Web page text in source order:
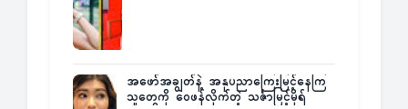
အဖော်အချွတ်နဲ့ အနုပညာကြေးမြင့်နေကြ
သူတွေကို ဝေဖန်လိုက်တဲ့ သင်္ဇာမြင့်မိုရ်